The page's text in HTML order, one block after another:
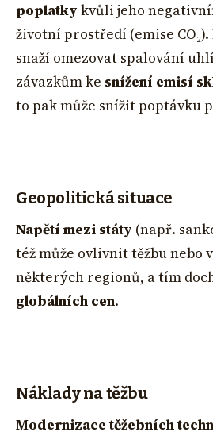
poplatky kvůli jeho
životní prostředí (emise
snaží omezovat spalování
závazkům ke snížení emisí
to pak může snížit poptávku
Geopolitická situace
Napětí mezi státy (např.
též může ovlivnit těžbu nebo
některých regionů, a tím
globálních cen.
Náklady na těžbu
Modernizace těžebních